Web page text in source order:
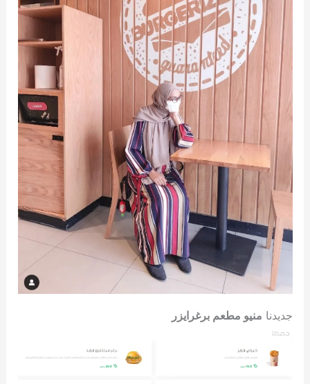
جديدنا منيو مطعم برغرايزر